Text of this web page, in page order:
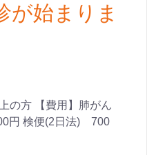
が始まりま
の方 【費用】肺がん
円 検便(2日法) 700